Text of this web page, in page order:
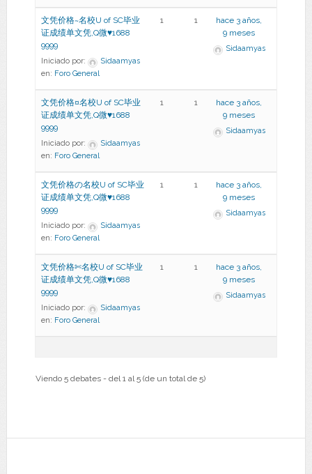
文凭价格~名校U of SC毕业
证成绩单文凭,Q微♥1688
9999
Iniciado por:
Sidaamyas
en: Foro General
1 1
hace 3 años,
9 meses
Sidaamyas
文凭价格¤名校U of SC毕业
证成绩单文凭,Q微♥1688
9999
Iniciado por:
Sidaamyas
en: Foro General
1 1
hace 3 años,
9 meses
Sidaamyas
文凭价格の名校U of SC毕业
证成绩单文凭,Q微♥1688
9999
Iniciado por:
Sidaamyas
en: Foro General
1 1
hace 3 años,
9 meses
Sidaamyas
文凭价格✄名校U of SC毕业
证成绩单文凭,Q微♥1688
9999
Iniciado por:
Sidaamyas
en: Foro General
1 1
hace 3 años,
9 meses
Sidaamyas
Viendo 5 debates - del 1 al 5 (de un total de 5)